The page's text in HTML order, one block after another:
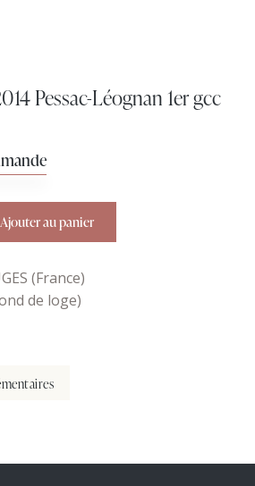
Pessac-Léognan 1er gcc
Ajouter au panier
(France)
de loge)